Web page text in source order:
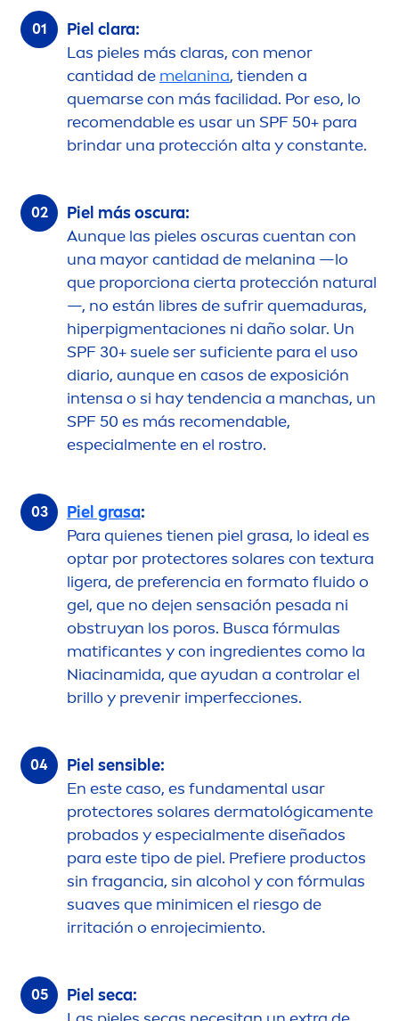
Piel clara:
Las pieles más claras, con menor
cantidad de melanina, tienden a
quemarse con más facilidad. Por eso, lo
recomendable es usar un SPF 50+ para
brindar una protección alta y constante.
Piel más oscura:
Aunque las pieles oscuras cuentan con
una mayor cantidad de melanina —lo
que proporciona cierta protección natural
—, no están libres de sufrir quemaduras,
hiperpigmentaciones ni daño solar. Un
SPF 30+ suele ser suficiente para el uso
diario, aunque en casos de exposición
intensa o si hay tendencia a manchas, un
SPF 50 es más recomendable,
especialmente en el rostro.
Piel grasa:
Para quienes tienen piel grasa, lo ideal es
optar por protectores solares con textura
ligera, de preferencia en formato fluido o
gel, que no dejen sensación pesada ni
obstruyan los poros. Busca fórmulas
matificantes y con ingredientes como la
Niacinamida, que ayudan a controlar el
brillo y prevenir imperfecciones.
Piel sensible:
En este caso, es fundamental usar
protectores solares dermatológicamente
probados y especialmente diseñados
para este tipo de piel. Prefiere productos
sin fragancia, sin alcohol y con fórmulas
suaves que minimicen el riesgo de
irritación o enrojecimiento.
Piel seca: